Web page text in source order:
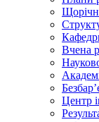
Вчена
Центр